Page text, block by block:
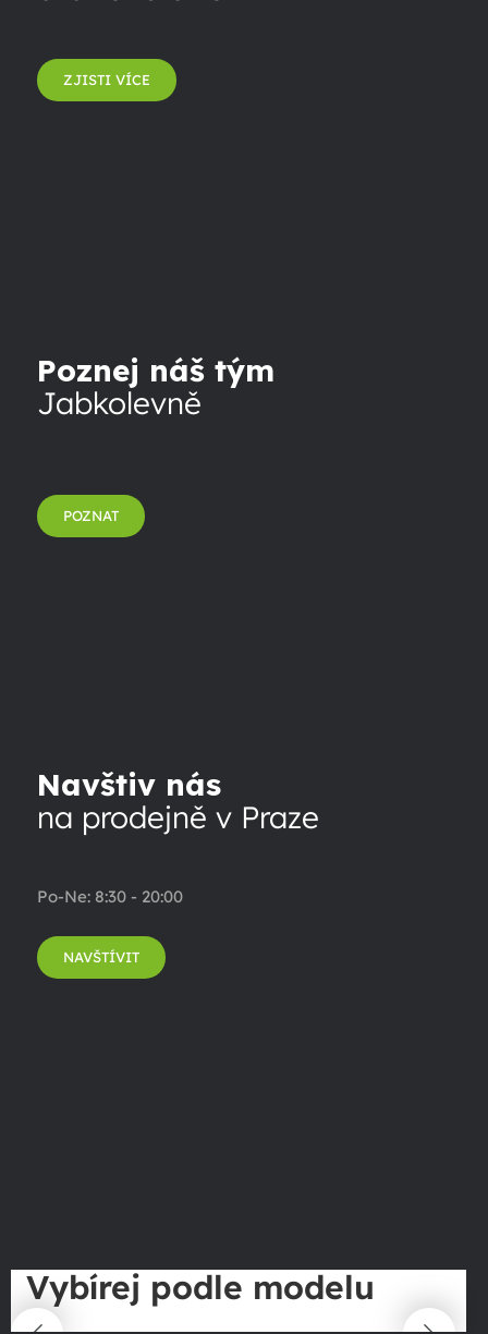
ZJISTI VÍCE
Poznej náš tým
Jabkolevně
POZNAT
Navštiv nás
na prodejně v Praze
Po-Ne: 8:30 - 20:00
NAVŠTÍVIT
Vybírej podle modelu